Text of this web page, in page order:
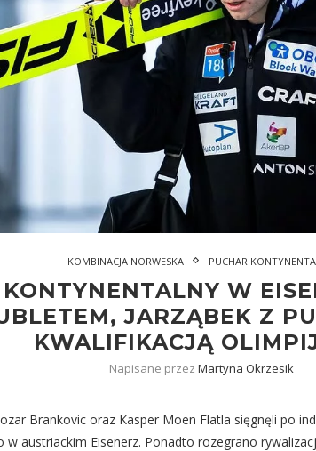
KOMBINACJA NORWESKA PUCHAR
W
JARZĄBEK Z
KWALIFIKACJĄ
Napisane przez Martyna Okrzesik
Brankovic oraz Kasper Moen Flatla sięgnęli po
w austriackim Eisenerz. Ponadto rozegrano